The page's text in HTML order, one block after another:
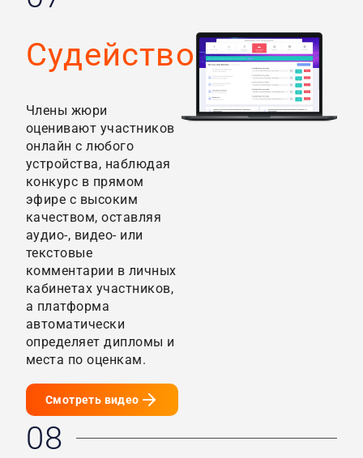
Судейство
Члены жюри
оценивают участников
онлайн с любого
устройства, наблюдая
конкурс в прямом
эфире с высоким
качеством, оставляя
аудио-, видео- или
текстовые
комментарии в личных
кабинетах участников,
а платформа
автоматически
определяет дипломы и
места по оценкам.
Смотреть видео
08